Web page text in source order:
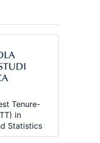
Tenure-
in
Statistics